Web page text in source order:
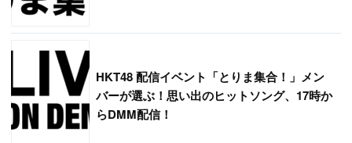
HKT48 配信イベント「とりま集合！」メン
バーが選ぶ！思い出のヒットソング、17時か
らDMM配信！